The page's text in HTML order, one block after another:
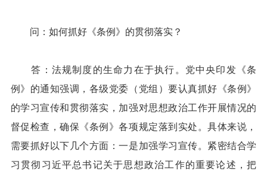
问：如何抓好《条例》的贯彻落实？
答：法规制度的生命力在于执行。党中央印发《条
例》的通知强调，各级党委（党组）要认真抓好《条例》
的学习宣传和贯彻落实，加强对思想政治工作开展情况的
督促检查，确保《条例》各项规定落到实处。具体来说，
需要抓好以下几个方面：一是加强学习宣传。紧密结合学
习贯彻习近平总书记关于思想政治工作的重要论述，把